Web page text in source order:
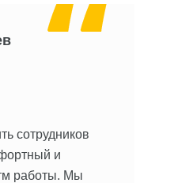
сотрудников
и
работы. Мы